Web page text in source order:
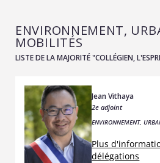
ENVIRONNEMENT,
MOBILITÉS
LISTE DE LA MAJORITÉ "COLLÉGIEN,
Jean Vithaya
2e adjoint
ENVIRONNEMENT,
Plus
délégations